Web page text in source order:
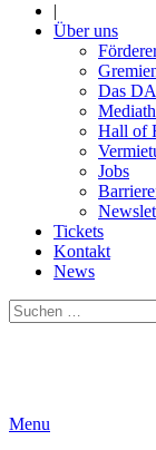
|
Über uns
Das
Hall of
Jobs
Tickets
Kontakt
News
Suchen
nach:
Menu